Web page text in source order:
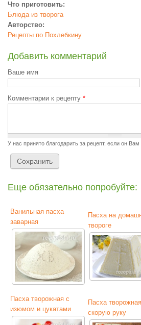
Что приготовить:
Блюда из творога
Авторство:
Рецепты по Похлебкину
Добавить комментарий
Ваше имя
Комментарии к рецепту *
У нас принято благодарить за рецепт, если он
Еще обязательно попробуйте:
Ванильная пасха
заварная
Пасха на
твороге
Пасха творожная с
изюмом и цукатами
Пасха
скорую руку